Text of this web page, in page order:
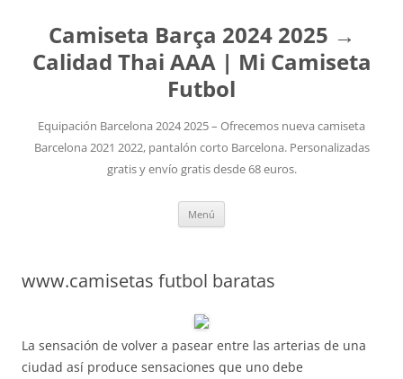
Camiseta Barça 2024 2025 →
Calidad Thai AAA | Mi Camiseta
Futbol
Equipación Barcelona 2024 2025 – Ofrecemos nueva camiseta
Barcelona 2021 2022, pantalón corto Barcelona. Personalizadas
gratis y envío gratis desde 68 euros.
Menú
www.camisetas futbol baratas
La sensación de volver a pasear entre las arterias de una
ciudad así produce sensaciones que uno debe